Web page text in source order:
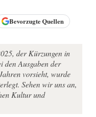
Bevorzugte Quellen
der Kürzungen in
Ausgaben der
vorsieht, wurde
Sehen wir uns an,
Kultur und